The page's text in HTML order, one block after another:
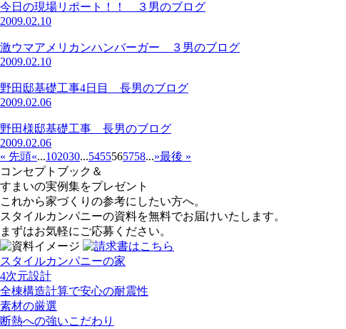
今日の現場リポート！！ ３男のブログ
2009.02.10
激ウマアメリカンハンバーガー ３男のブログ
2009.02.10
野田邸基礎工事4日目 長男のブログ
2009.02.06
野田様邸基礎工事 長男のブログ
2009.02.06
« 先頭«...102030...5455565758...»最後 »
コンセプトブック＆
すまいの実例集をプレゼント
これから家づくりの参考にしたい方へ。
スタイルカンパニーの資料を無料でお届けいたします。
まずはお気軽にご応募ください。
スタイルカンパニーの家
4次元設計
全棟構造計算で安心の耐震性
素材の厳選
断熱への強いこだわり